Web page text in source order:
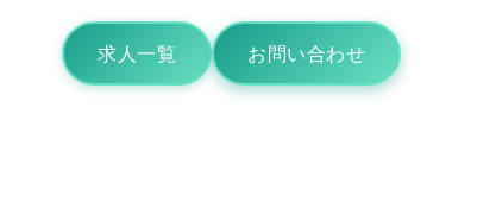
求人一覧 お問い合わせ